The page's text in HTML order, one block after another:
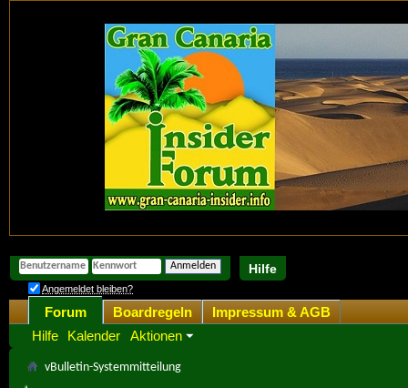
Hilfe
Angemeldet bleiben?
Forum
Hilfe
Kalender Aktionen
Boardregeln Impressum & AGB
vBulletin-Systemmitteilung